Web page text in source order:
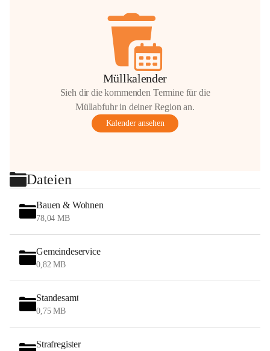
Müllkalender
Sieh dir die kommenden Termine für die
Müllabfuhr in deiner Region an.
Kalender ansehen
Dateien
Bauen & Wohnen
78,04 MB
Gemeindeservice
0,82 MB
Standesamt
0,75 MB
Strafregister